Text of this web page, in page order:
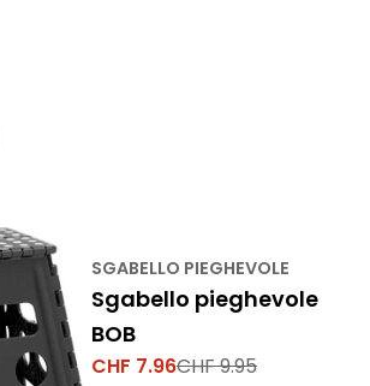
SGABELLO PIEGHEVOLE
Sgabello pieghevole
BOB
Prezzo
CHF 7.96
Prezzo
CHF 9.95